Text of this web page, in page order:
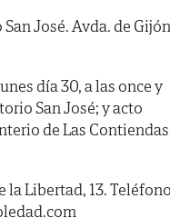
José. Avda. de
día 30, a las once y
San José; y acto
de Las
la Libertad, 13.